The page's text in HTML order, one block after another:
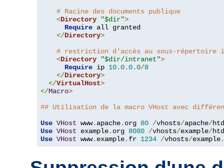
# Racine des documents publique
<Directory "$dir">
Require all granted
</Directory>
# restriction d'accès au sous-répertoire
<Directory "$dir/intranet">
Require ip 10.0.0.0/8
</Directory>
</VirtualHost>
</Macro>
## Utilisation de la macro VHost avec
Use VHost www. apache. org 80 /vhosts/apache/
Use VHost example. org 8080 /vhosts/example/
Use VHost www. example. fr 1234 /vhosts/example.